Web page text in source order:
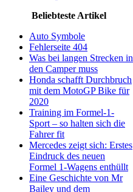
Beliebteste Artikel
Auto Symbole
Fehlerseite 404
Was bei langen Strecken in
den Camper muss
Honda schafft Durchbruch
mit dem MotoGP Bike für
2020
Training im Formel-1-
Sport – so halten sich die
Fahrer fit
Mercedes zeigt sich: Erstes
Eindruck des neuen
Formel 1-Wagens enthüllt
Eine Geschichte von Mr
Bailey und dem